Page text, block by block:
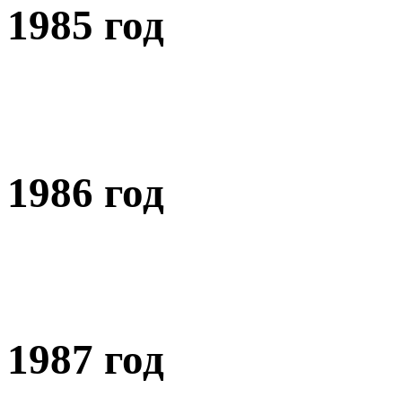
1985 год
1986 год
1987 год